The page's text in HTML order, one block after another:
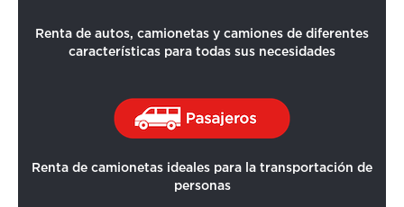
Renta de autos, camionetas y camiones de diferentes
características para todas sus necesidades
Renta de camionetas ideales para la transportación de
personas